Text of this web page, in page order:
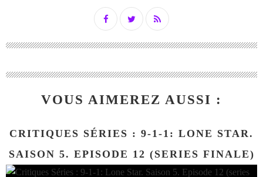
VOUS AIMEREZ AUSSI :
CRITIQUES SÉRIES : 9-1-1: LONE STAR.
SAISON 5. EPISODE 12 (SERIES FINALE)